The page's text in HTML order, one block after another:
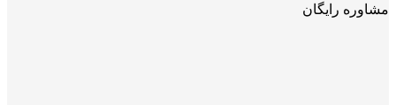
مشاوره رایگان